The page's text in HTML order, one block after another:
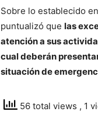
Sobre lo establecido
puntualizó que las
atención a sus
cual deberán
situación de
56 total views , 1